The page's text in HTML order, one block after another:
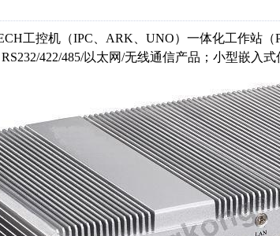
工控机 （IPC ARK UNO）一体化工作站（
RS232/422/485/以太网/无线通信产品；小型嵌入式